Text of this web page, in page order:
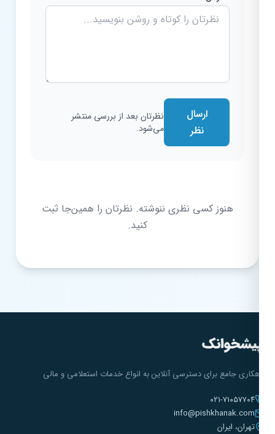
ارسال
نظرتان بعد از بررسی منتشر
می‌شود.
هنوز کسی نظری ننوشته. نظرتان را همین‌جا ثبت
کنید.
جامع برای دسترسی آنلاین به انواع خدمات استعلامی و مالی
۰۲۱-۷۱۰۵۷۷۰۴
info@pishkhanak.com
تهران، ایران